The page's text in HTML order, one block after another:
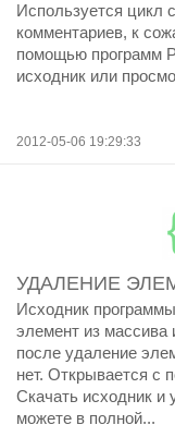
Используется цикл
комментариев, к
помощью программ
исходник или
2012-05-06 19:29:33
УДАЛЕНИЕ
Исходник
элемент из
после удаление
нет. Открывается с
Скачать исходник
можете в полной...